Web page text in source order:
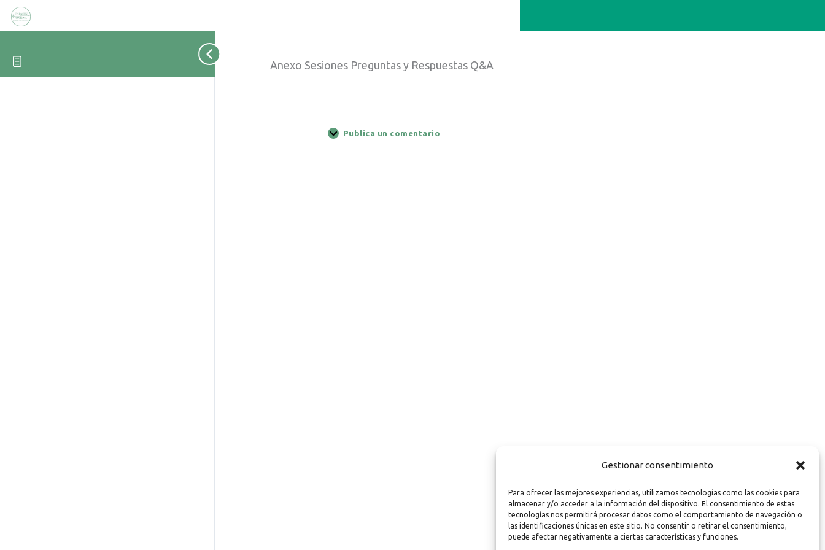
Gestionar consentimiento
Para ofrecer las mejores experiencias, utilizamos tecnologías como las cookies para
almacenar y/o acceder a la información del dispositivo. El consentimiento de estas
tecnologías nos permitirá procesar datos como el comportamiento de navegación o
las identificaciones únicas en este sitio. No consentir o retirar el consentimiento,
puede afectar negativamente a ciertas características y funciones.
Anexo Sesiones Preguntas y Respuestas Q&A
Publica un comentario